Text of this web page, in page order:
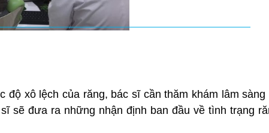
xô lệch của răng, bác sĩ cần thăm khám lâm sàng
sẽ đưa ra những nhận định ban đầu về tình trạng